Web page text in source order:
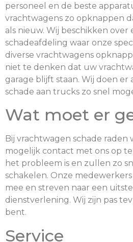
personeel en de beste
vrachtwagens zo opknappen
als nieuw. Wij beschikken over
schadeafdeling waar onze
diverse vrachtwagens
niet te denken dat uw
garage blijft staan. Wij doen er
schade aan trucks zo snel
Wat moet er
Bij vrachtwagen schade raden
mogelijk contact met ons op
het probleem is en zullen zo
schakelen. Onze
mee en streven naar een
dienstverlening. Wij zijn pas
bent.
Service